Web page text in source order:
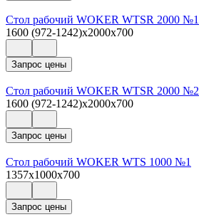
Стол рабочий WOKER WTSR 2000 №1
1600 (972-1242)x2000x700
Запрос цены
Стол рабочий WOKER WTSR 2000 №2
1600 (972-1242)x2000x700
Запрос цены
Стол рабочий WOKER WTS 1000 №1
1357x1000x700
Запрос цены